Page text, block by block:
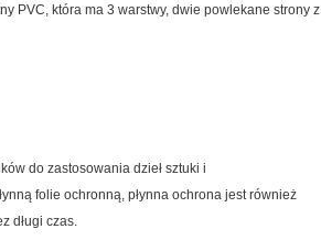
PVC, która ma 3 warstwy, dwie powlekane strony z
do zastosowania dzieł sztuki i
folie ochronną, płynna ochrona jest również
długi czas.